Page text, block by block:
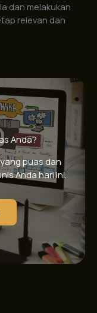
dan melakukan
relevan dan
Anda?
puas dan
Anda hari ini.